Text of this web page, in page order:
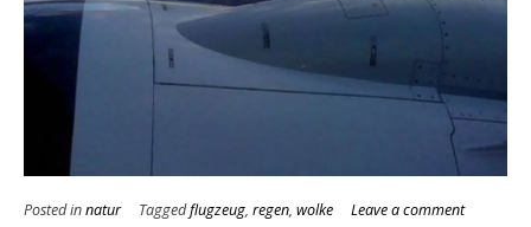
Posted innatur Taggedflugzeug, regen, wolke Leave a comment